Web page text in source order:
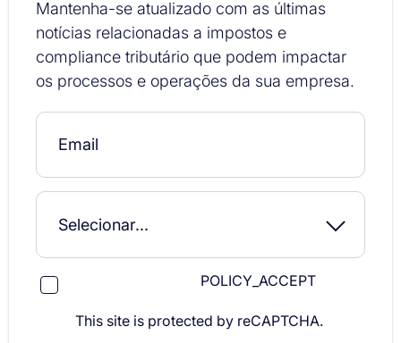
Mantenha-se atualizado com as últimas
notícias relacionadas a impostos e
compliance tributário que podem impactar
os processos e operações da sua empresa.
POLICY_ACCEPT
This site is protected by reCAPTCHA.